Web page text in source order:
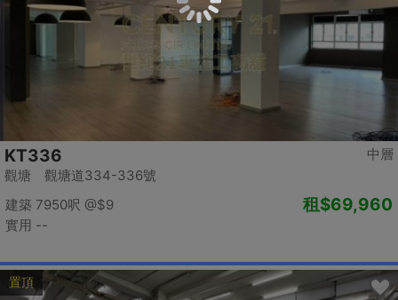
中層
KT336
觀塘 觀塘道334-336號
建築 7950呎 @$9
實用 --
租$69,960
置頂